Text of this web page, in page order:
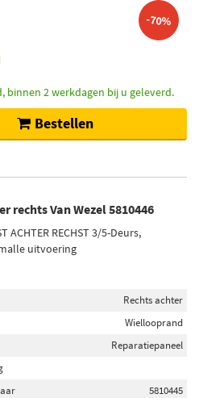
-70%
binnen 2 werkdagen bij u geleverd.
Bestellen
rechts Van Wezel 5810446
ACHTER RECHST 3/5-Deurs,
uitvoering
Rechts achter
Wiellooprand
Reparatiepaneel
5810445